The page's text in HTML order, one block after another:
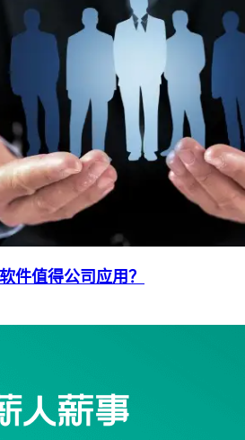
件值得公司应用？